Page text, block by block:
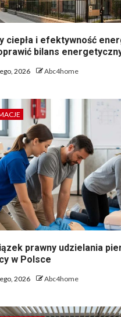
ciepła i efektywność
bilans
2026 Abc4home
prawny udzielania
w Polsce
2026 Abc4home